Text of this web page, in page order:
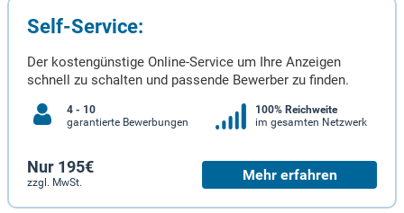
Self-Service:
Der kostengünstige Online-Service um Ihre Anzeigen
schnell zu schalten und passende Bewerber zu finden.
4 - 10
garantierte Bewerbungen
100% Reichweite
im gesamten Netzwerk
Nur 195€
zzgl. MwSt. Mehr erfahren